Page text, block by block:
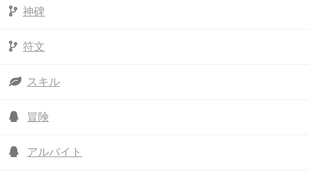
神碑
符文
スキル
冒険
アルバイト